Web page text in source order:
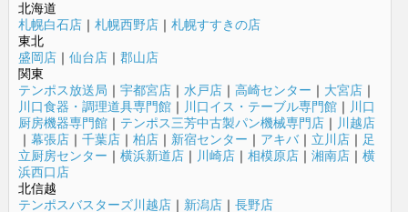
北海道
札幌白石店｜ 札幌西野店｜ 札幌すすきの店
東北
盛岡店｜ 仙台店｜ 郡山店
関東
テンポス放送局 ｜ 宇都宮店｜ 水戸店｜ 高崎センター ｜ 大宮店｜
川口食器・調理道具専門館｜ 川口イス・テーブル専門館｜ 川口
厨房機器専門館｜ テンポス三芳中古製パン機械専門店｜ 川越店
｜ 幕張店｜ 千葉店｜ 柏店｜ 新宿センター ｜ アキバ｜ 立川店｜ 足
立厨房センター ｜ 横浜新道店｜ 川崎店｜ 相模原店｜ 湘南店｜ 横
浜西口店
北信越
テンポスバスターズ川越店｜ 新潟店｜ 長野店